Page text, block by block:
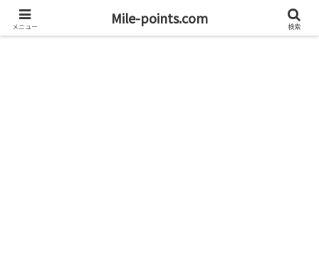
資産1億円を目指すブログと旅
メニュー Mile-points.com 検索